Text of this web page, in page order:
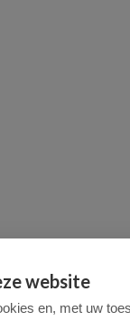
website
en, met uw